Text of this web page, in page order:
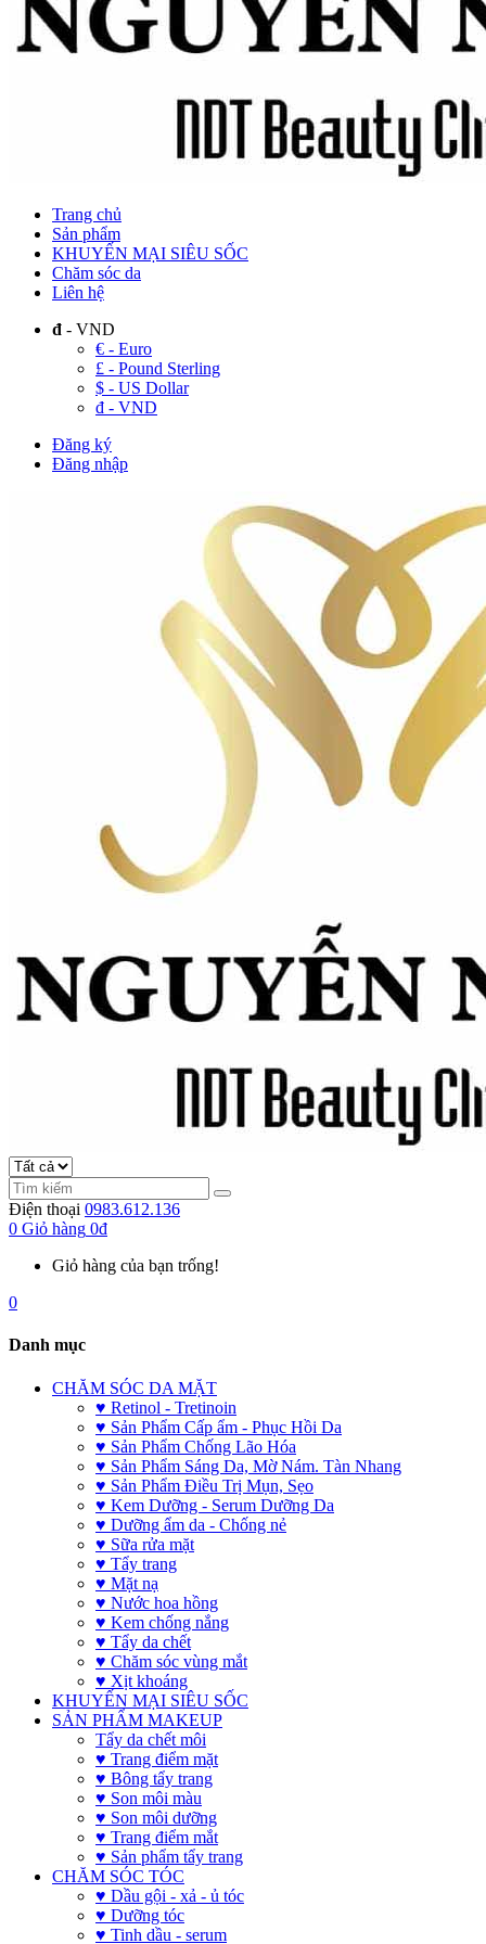
Trang chủ
Sản phẩm
KHUYẾN MẠI SIÊU SỐC
Chăm sóc da
Liên hệ
đ - VND
€ - Euro
£ - Pound Sterling
$ - US Dollar
đ - VND
Đăng ký
Đăng nhập
Điện thoại 0983.612.136
0 Giỏ hàng 0đ
Giỏ hàng của bạn trống!
0
Danh mục
CHĂM SÓC DA MẶT
♥ Retinol - Tretinoin
♥ Sản Phẩm Cấp ẩm - Phục Hồi Da
♥ Sản Phẩm Chống Lão Hóa
♥ Sản Phẩm Sáng Da, Mờ Nám. Tàn Nhang
♥ Sản Phẩm Điều Trị Mụn, Sẹo
♥ Kem Dưỡng - Serum Dưỡng Da
♥ Dưỡng ẩm da - Chống nẻ
♥ Sữa rửa mặt
♥ Tẩy trang
♥ Mặt nạ
♥ Nước hoa hồng
♥ Kem chống nắng
♥ Tẩy da chết
♥ Chăm sóc vùng mắt
♥ Xịt khoáng
KHUYẾN MẠI SIÊU SỐC
SẢN PHẨM MAKEUP
Tẩy da chết môi
♥ Trang điểm mặt
♥ Bông tẩy trang
♥ Son môi màu
♥ Son môi dưỡng
♥ Trang điểm mắt
♥ Sản phẩm tẩy trang
CHĂM SÓC TÓC
♥ Dầu gội - xả - ủ tóc
♥ Dưỡng tóc
♥ Tinh dầu - serum